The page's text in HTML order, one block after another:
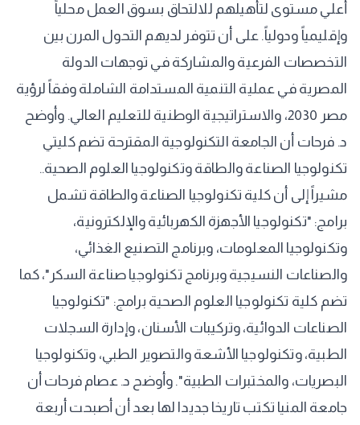
أعلي مستوى لتأهيلهم للالتحاق بسوق العمل محلياً
وإقليمياً ودولياً. على أن تتوفر لديهم التحول المرن بين
التخصصات الفرعية والمشاركة في توجهات الدولة
المصرية في عملية التنمية المستدامة الشاملة وفقاً لرؤية
مصر 2030، والاستراتيجية الوطنية للتعليم العالي. وأوضح
د. فرحات أن الجامعة التكنولوجية المقترحة تضم كليتي
تكنولوجيا الصناعة والطاقة وتكنولوجيا العلوم الصحية..
مشيراً إلى أن كلية تكنولوجيا الصناعة والطاقة تشمل
برامج: "تكنولوجيا الأجهزة الكهربائية والإلكترونية،
وتكنولوجيا المعلومات، وبرنامج التصنيع الغذائي،
والصناعات النسيجية وبرنامج تكنولوجيا صناعة السكر"، كما
تضم كلية تكنولوجيا العلوم الصحية برامج: "تكنولوجيا
الصناعات الدوائية، وتركيبات الأسنان، وإدارة السجلات
الطبية، وتكنولوجيا الأشعة والتصوير الطبي، وتكنولوجيا
البصريات، والمختبرات الطبية". وأوضح د. عصام فرحات أن
جامعة المنيا تكتب تاريخا جديدا لها بعد أن أصبحت أربعة